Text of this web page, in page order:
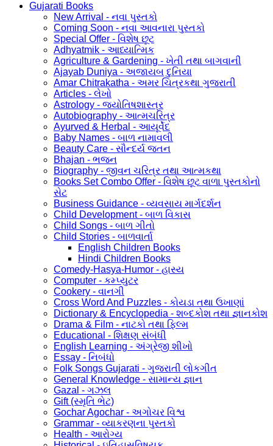
Gujarati Books
New Arrival - નવા પુસ્તકો
Coming Soon - નવા આવનારા પુસ્તકો
Special Offer - વિશેષ છૂટ
Adhyatmik - આધ્યાત્મિક
Agriculture & Gardening - ખેતી તથા બાગવાની
Ajayab Duniya - અજાયબ દુનિયા
Amar Chitrakatha - અમર ચિત્રકથા ગુજરાતી
Articles - લેખો
Astrology - જ્યોતિષશાસ્ત્ર
Autobiography - આત્મચરિત્ર
Ayurved & Herbal - આયૂર્વેદ
Baby Names - બાળ નામાવલી
Beauty Care - સૌન્દર્ય જતન
Bhajan - ભજન
Biography - જીવન ચરિત્ર તથા આત્મકથા
Books Set Combo Offer - વિશેષ છૂટ વાળા પુસ્તકોનો
સેટ
Business Guidance - વ્યવસાય માર્ગદર્શન
Child Development - બાળ વિકાસ
Child Songs - બાળ ગીતો
Child Stories - બાળવાર્તા
English Children Books
Hindi Children Books
Comedy-Hasya-Humor - હાસ્ય
Computer - કમ્પ્યુટર
Cookery - વાનગી
Cross Word And Puzzles - કોયડા તથા ઉખાણાં
Dictionary & Encyclopedia - શબ્દકોશ તથા જ્ઞાનકોશ
Drama & Film - નાટકો તથા ફિલ્મ
Educational - શિક્ષણ સંબંધી
English Learning - અંગ્રેજી શીખો
Essay - નિબંધો
Folk Songs Gujarati - ગુજરાતી લોકગીત
General Knowledge - સામાન્ય જ્ઞાન
Gazal - ગઝલ
Gift (સ્મૃતિ ભેટ)
Gochar Agochar - અગોચર વિશ્વ
Grammar - વ્યાકરણના પુસ્તકો
Health - આરોગ્ય